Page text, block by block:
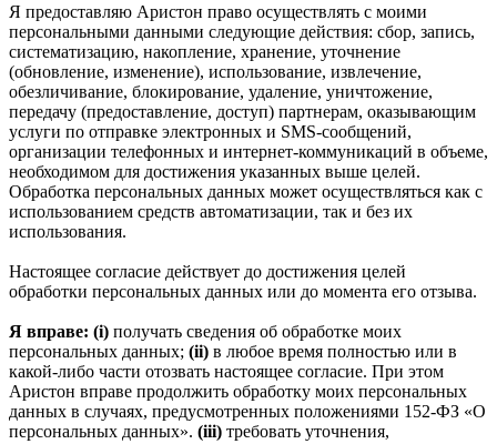
Я предоставляю Аристон право осуществлять с моими
персональными данными следующие действия: сбор, запись,
систематизацию, накопление, хранение, уточнение
(обновление, изменение), использование, извлечение,
обезличивание, блокирование, удаление, уничтожение,
передачу (предоставление, доступ) партнерам, оказывающим
услуги по отправке электронных и SMS‑сообщений,
организации телефонных и интернет‑коммуникаций в объеме,
необходимом для достижения указанных выше целей.
Обработка персональных данных может осуществляться как с
использованием средств автоматизации, так и без их
использования.
Настоящее согласие действует до достижения целей
обработки персональных данных или до момента его отзыва.
Я вправе: (i) получать сведения об обработке моих
персональных данных; (ii) в любое время полностью или в
какой-либо части отозвать настоящее согласие. При этом
Аристон вправе продолжить обработку моих персональных
данных в случаях, предусмотренных положениями 152-ФЗ «О
персональных данных». (iii) требовать уточнения,